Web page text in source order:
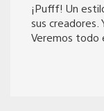
¡Pufff! Un
sus creadores.
Veremos todo